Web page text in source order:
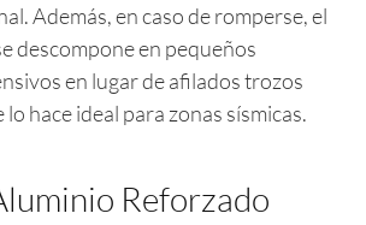
Además, en caso de romperse, el
descompone en pequeños
en lugar de afilados trozos
hace ideal para zonas sísmicas.
Reforzado